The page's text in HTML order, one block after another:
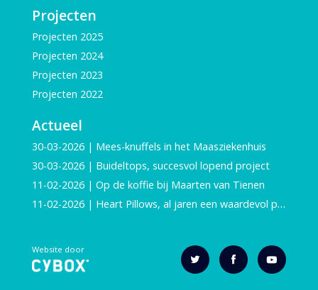
Projecten
Projecten 2025
Projecten 2024
Projecten 2023
Projecten 2022
Actueel
30-03-2026 | Mees-knuffels in het Maasziekenhuis
30-03-2026 | Buideltops, succesvol lopend project
11-02-2026 | Op de koffie bij Maarten van Tienen
11-02-2026 | Heart Pillows, al jaren een waardevol project
Website door